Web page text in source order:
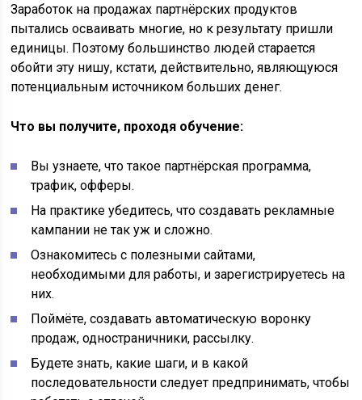
Заработок на продажах партнёрских продуктов
пытались осваивать многие, но к результату пришли
единицы. Поэтому большинство людей старается
обойти эту нишу, кстати, действительно, являющуюся
потенциальным источником больших денег.
Что вы получите, проходя обучение:
Вы узнаете, что такое партнёрская программа,
трафик, офферы.
На практике убедитесь, что создавать рекламные
кампании не так уж и сложно.
Ознакомитесь с полезными сайтами,
необходимыми для работы, и зарегистрируетесь на
них.
Поймёте, создавать автоматическую воронку
продаж, одностраничники, рассылку.
Будете знать, какие шаги, и в какой
последовательности следует предпринимать, чтобы